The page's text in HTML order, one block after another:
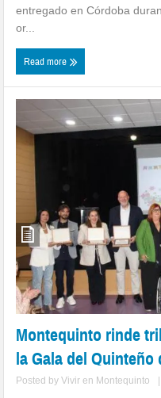
entregado en Córdoba
or...
Read more
Montequinto rinde
la Gala del Quinteño
Posted byVivir en Montequinto